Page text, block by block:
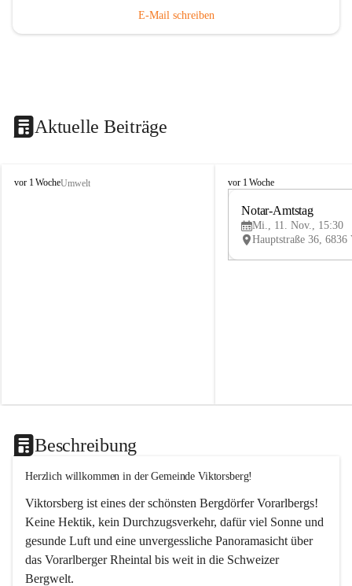
E-Mail schreiben
Aktuelle Beiträge
V
vor 1 WocheUmwelt
V
vor 1 Woche
Notar-Amtstag
Mi., 11. Nov., 15:30
Beschreibung
Herzlich willkommen in der Gemeinde Viktorsberg!
Viktorsberg ist eines der schönsten Bergdörfer Vorarlbergs!
Keine Hektik, kein Durchzugsverkehr, dafür viel Sonne und
gesunde Luft und eine unvergessliche Panoramasicht über
das Vorarlberger Rheintal bis weit in die Schweizer
Bergwelt.